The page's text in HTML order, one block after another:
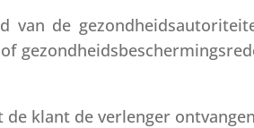
van de
klant de verlenger